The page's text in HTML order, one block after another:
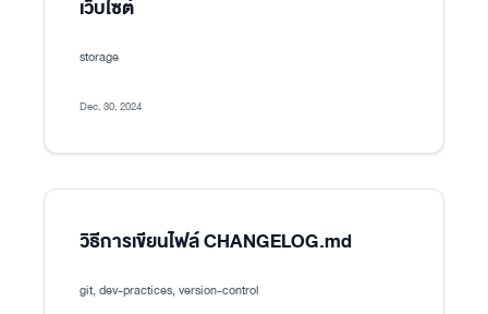
เว็บไซต์
storage
Dec. 30, 2024
วิธีการเขียนไฟล์ CHANGELOG.md
git, dev-practices, version-control